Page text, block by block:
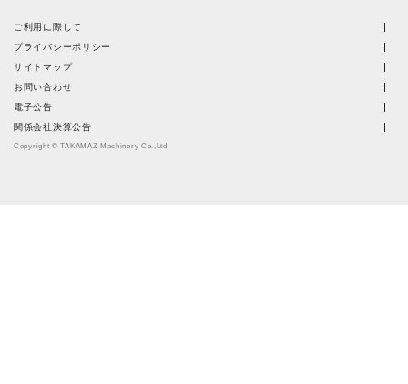
ご利用に際して
プライバシーポリシー
サイトマップ
お問い合わせ
電子公告
関係会社決算公告
Copyright © TAKAMAZ Machinery Co.,Ltd